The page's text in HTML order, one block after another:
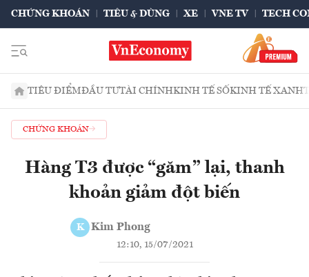
CHỨNG KHOÁN TIÊU & DÙNG XE VNE TV TECH
TIÊU ĐIỂMĐẦU TƯTÀI CHÍNHKINH TẾ SỐKINH TẾ XANH
CHỨNG KHOÁN
Hàng T3 được “găm” lại, thanh
khoản giảm đột biến
K Kim Phong
12:10, 15/07/2021